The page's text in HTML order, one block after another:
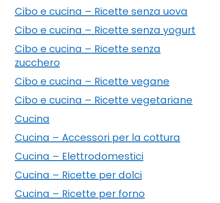
Cibo e cucina – Ricette senza uova
Cibo e cucina – Ricette senza yogurt
Cibo e cucina – Ricette senza
zucchero
Cibo e cucina – Ricette vegane
Cibo e cucina – Ricette vegetariane
Cucina
Cucina – Accessori per la cottura
Cucina – Elettrodomestici
Cucina – Ricette per dolci
Cucina – Ricette per forno